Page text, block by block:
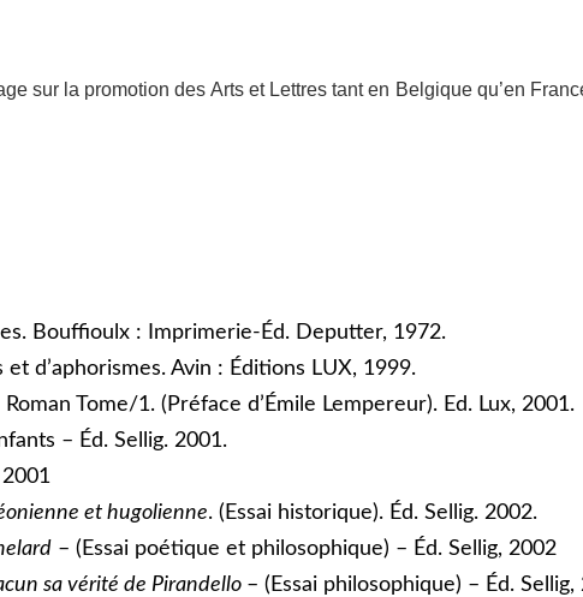
sur la promotion des Arts et Lettres tant en Belgique qu’en
Bouffioulx : Imprimerie-Éd. Deputter, 1972.
d’aphorismes. Avin : Éditions LUX, 1999.
Roman Tome/1. (Préface d’Émile Lempereur). Ed. Lux, 2001.
– Éd. Sellig. 2001.
2001
et hugolienne. (Essai historique). Éd. Sellig. 2002.
– (Essai poétique et philosophique) – Éd. Sellig, 2002
sa vérité de Pirandello – (Essai philosophique) – Éd. Sellig,